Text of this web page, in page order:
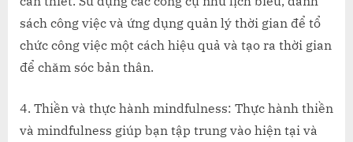
sách công việc và ứng dụng quản lý thời gian để tổ
chức công việc một cách hiệu quả và tạo ra thời gian
để chăm sóc bản thân.
4. Thiền và thực hành mindfulness: Thực hành thiền
và mindfulness giúp bạn tập trung vào hiện tại và